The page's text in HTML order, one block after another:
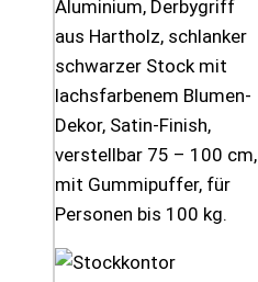
Aluminium, Derbygriff
aus Hartholz, schlanker
schwarzer Stock mit
lachsfarbenem Blumen-
Dekor, Satin-Finish,
verstellbar 75 – 100 cm,
mit Gummipuffer, für
Personen bis 100 kg.